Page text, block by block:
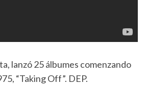
lanzó 25 álbumes comenzando
“Taking Off”. DEP.